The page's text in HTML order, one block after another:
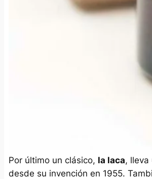
Por último un clásico, la laca, lleva
desde su invención en 1955.